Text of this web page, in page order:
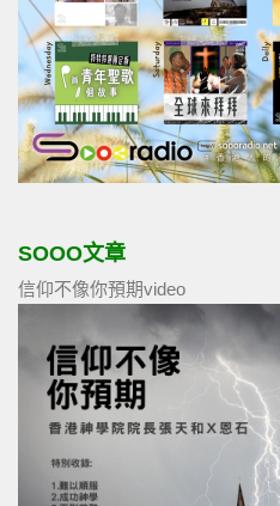
SOOO文章
信仰不像你預期video